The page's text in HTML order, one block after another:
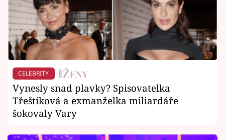
CELEBRITY
Vynesly snad plavky? Spisovatelka
Třeštíková a exmanželka miliardáře
šokovaly Vary